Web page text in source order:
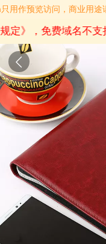
作预览访问，商业用途
定》 ，免费域名不